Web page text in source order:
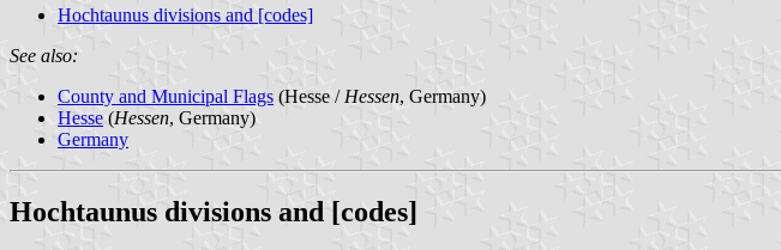
Hochtaunus divisions and [codes]
See also:
County and Municipal Flags (Hesse / Hessen, Germany)
Hesse (Hessen, Germany)
Germany
Hochtaunus divisions and [codes]